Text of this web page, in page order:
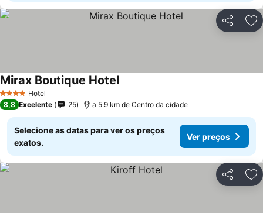
Partilhar
4 EstrelasHotel
Mirax Boutique Hotel
8,8 Excelente 25 a 5.9 km de Centro da cidade
Selecione as datas para ver os preços
exatos.
Ver preços
Partilhar